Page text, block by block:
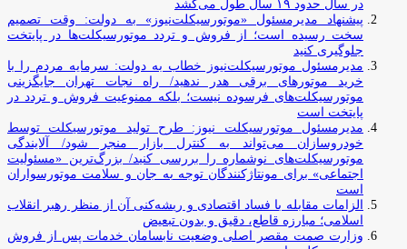
در سال حدود ۱۹ سال طول می‌کشد
پیشنهاد مدیرمسئول «موتورسیکلت‌نیوز» به دولت: وقت تصمیم
سخت رسیده است؛ از فروش و تردد موتورسیکلت‌ها در پایتخت
جلوگیری کنید
مدیرمسئول موتورسیکلت‌نیوز خطاب به دولت: سرمایه مردم را با
خرید موتورهای برقی هدر ندهید/ راه نجات تهران جایگزینی
موتورسیکلت‌های فرسوده نیست؛ بلکه ممنوعیت فروش و تردد در
پایتخت است
مدیرمسئول موتورسیکلت نیوز: طرح تولید موتورسیکلت توسط
خودروسازان می‌تواند به کنترل بازار منجر شود/ آلایندگی
موتورسیکلت‌های نوشماره را بررسی کنید/ بزرگ‌ترین «مسئولیت
اجتماعی» برای مونتاژکنندگان توجه به جان و سلامت موتورسواران
است
الزامات مقابله با فساد اقتصادی و ریشه‌کنی آن از منظر رهبر انقلاب
اسلامی؛ مبارزه قاطع، دقیق و بدون تبعیض
وزارت صمت مقصر اصلی وضعیت نابسامان خدمات پس از فروش